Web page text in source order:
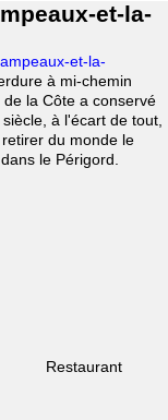
et-la-
et-la-
à mi-chemin
la Côte a conservé
à l'écart de tout,
du monde le
le Périgord.
Restaurant